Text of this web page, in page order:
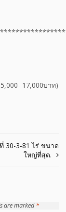
17,000บาท)
30-3-81 ไร่ ขนาด
ใหญ่ที่สุด.
are marked*